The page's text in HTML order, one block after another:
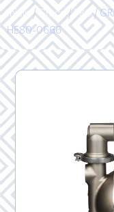
Inicio/Graco/PRO/
HE80-0666